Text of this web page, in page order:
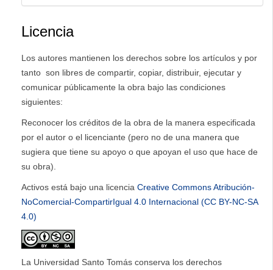
Licencia
Los autores mantienen los derechos sobre los artículos y por
tanto son libres de compartir, copiar, distribuir, ejecutar y
comunicar públicamente la obra bajo las condiciones
siguientes:
Reconocer los créditos de la obra de la manera especificada
por el autor o el licenciante (pero no de una manera que
sugiera que tiene su apoyo o que apoyan el uso que hace de
su obra).
Activos está bajo una licencia Creative Commons Atribución-
NoComercial-CompartirIgual 4.0 Internacional (CC BY-NC-SA
4.0)
La Universidad Santo Tomás conserva los derechos